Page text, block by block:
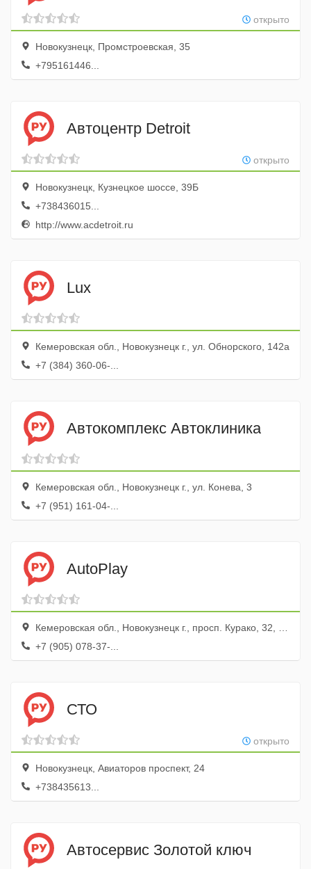
открыто
Новокузнецк, Промстроевская, 35
+795161446...
Автоцентр Detroit
открыто
Новокузнецк, Кузнецкое шоссе, 39Б
+738436015...
http://www.acdetroit.ru
Lux
Кемеровская обл., Новокузнецк г., ул. Обнорского, 142а
+7 (384) 360-06-...
Автокомплекс Автоклиника
Кемеровская обл., Новокузнецк г., ул. Конева, 3
+7 (951) 161-04-...
AutoPlay
Кемеровская обл., Новокузнецк г., просп. Курако, 32, корп.3
+7 (905) 078-37-...
СТО
открыто
Новокузнецк, Авиаторов проспект, 24
+738435613...
Автосервис Золотой ключ